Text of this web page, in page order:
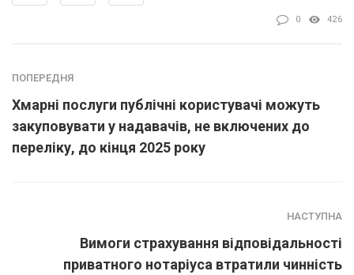
0 426
ПОПЕРЕДНЯ
Хмарні послуги публічні користувачі можуть
закуповувати у надавачів, не включених до
переліку, до кінця 2025 року
НАСТУПНА
Вимоги страхування відповідальності
приватного нотаріуса втратили чинність